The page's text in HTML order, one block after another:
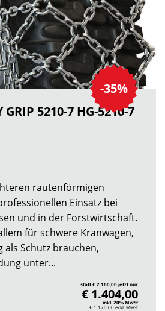
-35%
5210-7 HG-5210-7
rautenförmigen
Einsatz bei
und in der Forstwirtschaft.
für schwere Kranwagen,
als Schutz brauchen,
unter...
statt € 2.160,00 jetzt nur
€ 1.404,00
inkl. 20% MwSt
€ 1.170,00exkl. MwSt